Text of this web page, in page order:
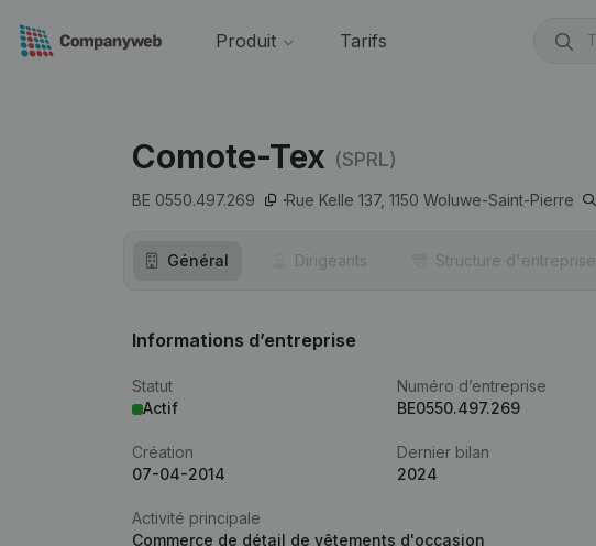
Produit Tarifs
Comote-Tex (SPRL)
BE 0550.497.269 Rue Kelle 137, 1150 Woluwe-Saint-Pierre
Général Dirigeants Structure d'entreprise
Informations d’entreprise
Statut
Actif
Numéro d’entreprise
BE0550.497.269
Création
07-04-2014
Dernier bilan
2024
Activité principale
Commerce de détail de vêtements d'occasion